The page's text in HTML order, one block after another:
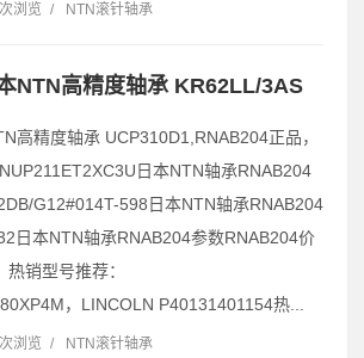
浏览 / NTN滚针轴承
NTN高精度轴承 KR62LL/3AS
高精度轴承 UCP310D1,RNAB204正品，
日本NTN轴承RNAB204
G12#014T-598日本NTN轴承RNAB204
日本NTN轴承RNAB204参数RNAB204价
销型号推荐：
，LINCOLN P40131401154热...
浏览 / NTN滚针轴承